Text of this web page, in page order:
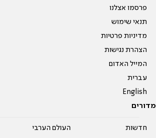
פרסמו אצלנו
תנאי שימוש
מדיניות פרטיות
הצהרת נגישות
המייל האדום
עברית
English
מדורים
חדשות
העולם הערבי